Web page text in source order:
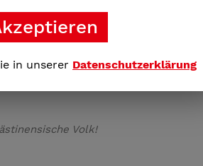
die verstärkt und verbreitert
Volk!
in unserer Datenschutzerklärung